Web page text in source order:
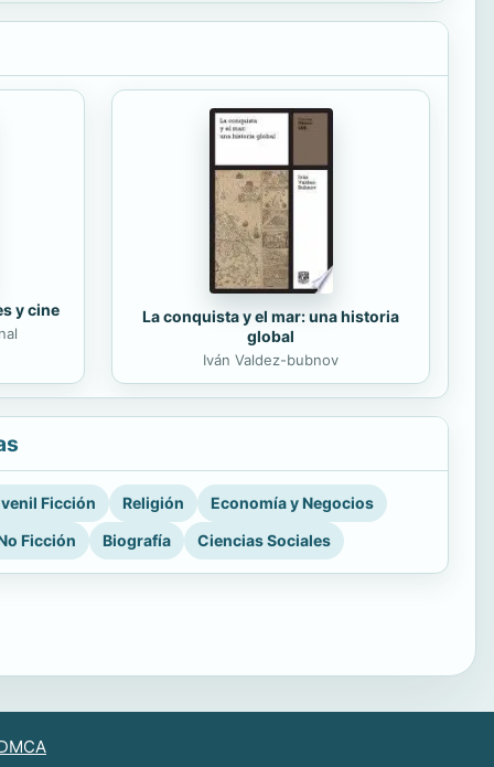
y cine
La conquista y el mar: una historia
global
Iván Valdez-bubnov
Ficción Religión
Economía y Negocios
Ficción
Biografía Ciencias Sociales